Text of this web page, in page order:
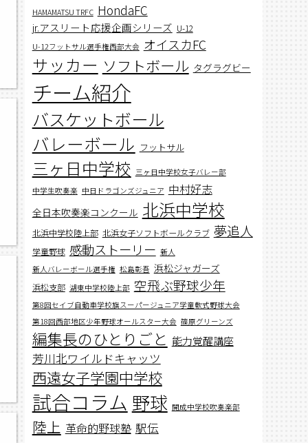
HAMAMATSU TRFC HondaFC
jr.アスリート応援企画シリーズ U-12
U-12フットサル選手権西部大会 オイスカFC
サッカー ソフトボール タグラグビー
チーム紹介
バスケットボール
バレーボール フットサル
三ヶ日中学校 三ヶ日中学校女子バレー部
中学生吹奏楽 中日ドラゴンズジュニア 中村好志
全日本吹奏楽コンクール 北浜中学校
北浜中学校陸上部 北浜女子ソフトボールクラブ 夢追人
学童野球 感動ストーリー 新人
新人バレーボール選手権 松島彰吾 浜松ジャガーズ
浜松支部 湖東中学校陸上部 空飛ぶ野球少年
第8回セイブ自動車学校旗スーパージュニア学童軟式野球大会
第18回西部地区少年野球オールスター大会 篠原グリーンズ
編集長のひとりごと 能力覚醒講座
芳川北ワイルドキャッツ
西遠女子学園中学校
試合コラム 野球 開成中学校吹奏楽部
陸上 革命的野球塾 駅伝